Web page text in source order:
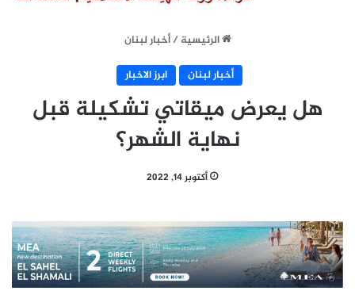
الرئيسية / أخبار لبنان
أخبار لبنان
ابرز الاخبار
هل يعرض ميقاتي تشكيلة قبل
نهاية الشهر؟
أكتوبر 14, 2022